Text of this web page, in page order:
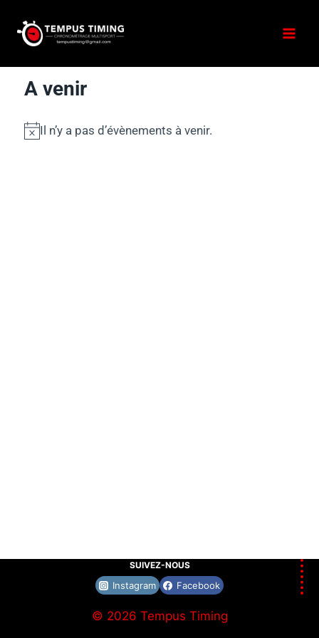
A venir
Notice
Il n’y a pas d’évènements à venir.
SUIVEZ-NOUS
Instagram Facebook
© 2026 Tempus Timing